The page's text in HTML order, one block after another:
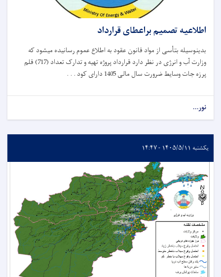
اطلاعیه تصمیم براعطای قرارداد
بدینوسیله بتأسی از مواد قانون عقود به اطلاع عموم رسانیده میشود که
وزارت آب و انرژی در نظر دارد قرارداد پروژه تهیه و تدارک تعداد (717) قلم
پرزه جات وسایط ضرورت سال مالی 1405 دارای کود . . .
نور...
یکشنبه ۱۴۰۵/۵/۱۱ - ۱۴:۴۷